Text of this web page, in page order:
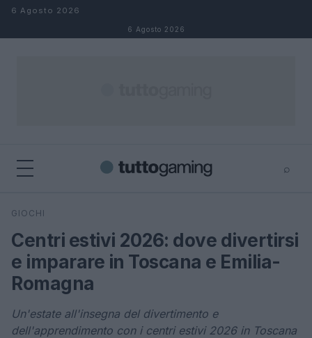
Salta al contenuto
6 Agosto 2026
6 Agosto 2026
⌕
Cerca
GIOCHI
Centri estivi 2026: dove divertirsi
e imparare in Toscana e Emilia-
Romagna
Un'estate all'insegna del divertimento e
dell'apprendimento con i centri estivi 2026 in Toscana